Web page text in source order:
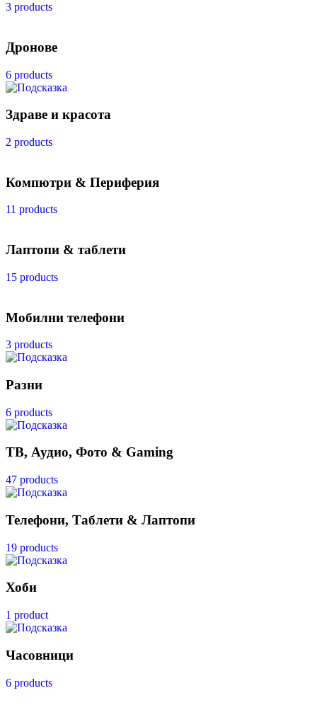
3 products
Дронове
6 products
Здраве и красота
2 products
Компютри & Периферия
11 products
Лаптопи & таблети
15 products
Мобилни телефони
3 products
Разни
6 products
ТВ, Аудио, Фото & Gaming
47 products
Телефони, Таблети & Лаптопи
19 products
Хоби
1 product
Часовници
6 products